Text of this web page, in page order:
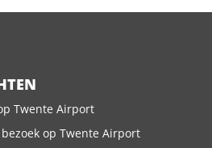
Twente Airport
op Twente Airport